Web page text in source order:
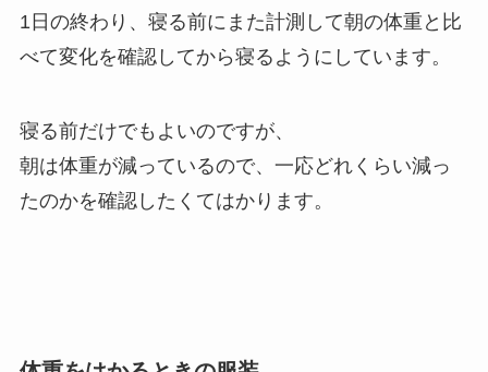
1日の終わり、寝る前にまた計測して朝の体重と比
べて変化を確認してから寝るようにしています。
寝る前だけでもよいのですが、
朝は体重が減っているので、一応どれくらい減っ
たのかを確認したくてはかります。